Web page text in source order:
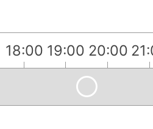
18:00 19:00 20:00